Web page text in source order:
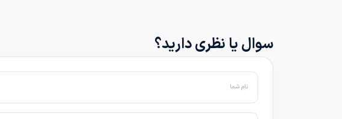
سوال یا نظری دارید؟
نام شما